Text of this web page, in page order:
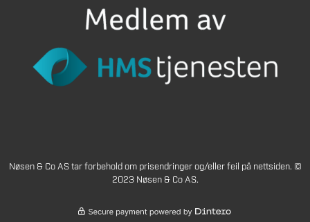
Nøsen & Co AS tar forbehold om prisendringer og/eller feil på nettsiden. ©
2023 Nøsen & Co AS.